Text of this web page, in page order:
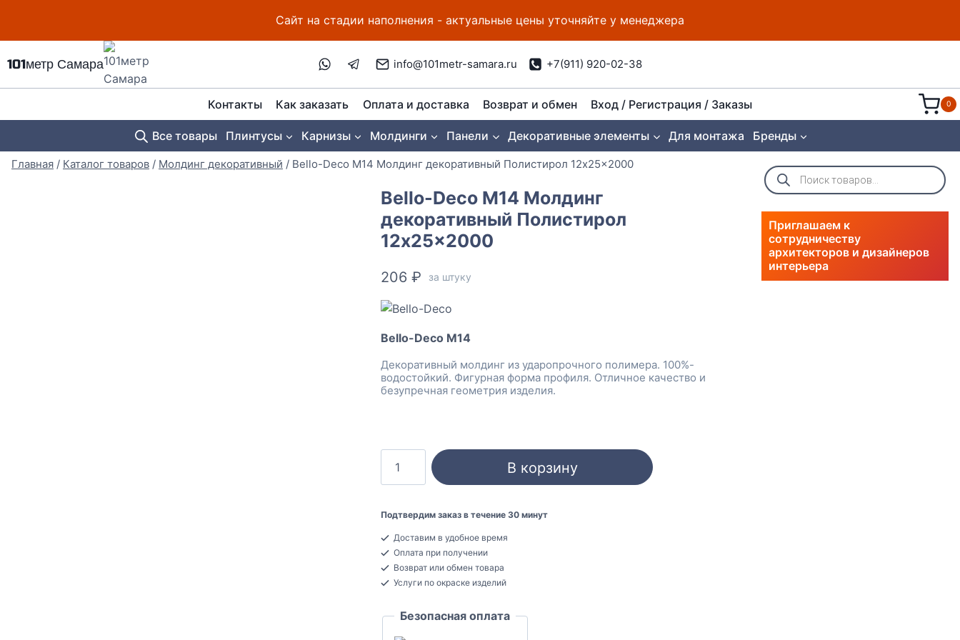
содержимому
Сайт на стадии наполнения - актуальные цены уточняйте у менеджера
101метр Самара info@101metr-samara.ru +7(911) 920-02-38
Контакты Как заказать Оплата и доставка Возврат и обмен Вход / Регистрация / Заказы 0
Все товары Плинтусы Карнизы Молдинги Панели Декоративные элементы Для монтажа Бренды
Главная / Каталог товаров / Молдинг декоративный / Bello-Deco M14 Молдинг декоративный Полистирол 12x25x2000
Bello-Deco M14 Молдинг
декоративный Полистирол
12x25x2000
206 ₽ за штуку
Bello-Deco M14
Декоративный молдинг из ударопрочного полимера. 100%-
водостойкий. Фигурная форма профиля. Отличное качество и
безупречная геометрия изделия.
Количество
товара
Deco
Молдинг
декоративный
Полистирол
В корзину
Подтвердим заказ в течение 30 минут
Доставим в удобное время
Оплата при получении
Возврат или обмен товара
Услуги по окраске изделий
Безопасная оплата
Поиск
товаров
Приглашаем к
сотрудничеству
архитекторов и дизайнеров
интерьера